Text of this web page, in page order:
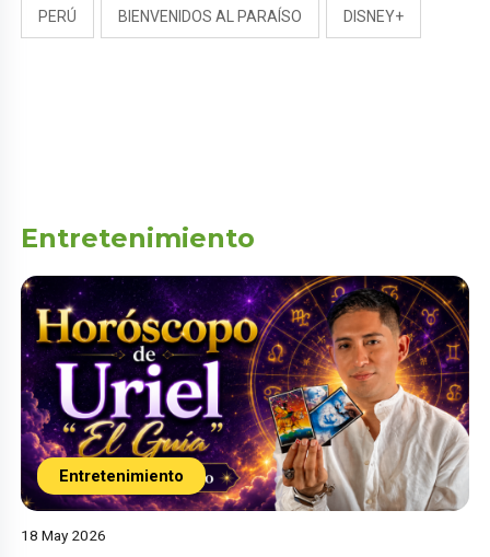
PERÚ BIENVENIDOS AL PARAÍSO DISNEY+
Entretenimiento
Entretenimiento
18 May 2026